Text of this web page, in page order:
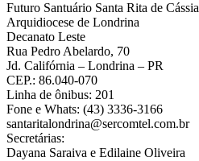
Futuro Santuário Santa Rita de Cássia
Arquidiocese de Londrina
Decanato Leste
Rua Pedro Abelardo, 70
Jd. Califórnia – Londrina – PR
CEP.: 86.040-070
Linha de ônibus: 201
Fone e Whats: (43) 3336-3166
santaritalondrina@sercomtel.com.br
Secretárias:
Dayana Saraiva e Edilaine Oliveira